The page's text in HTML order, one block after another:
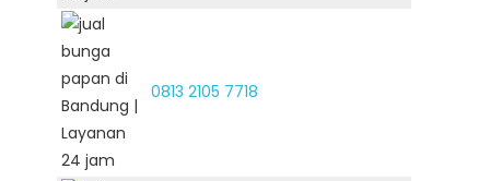
0813 2105 7718